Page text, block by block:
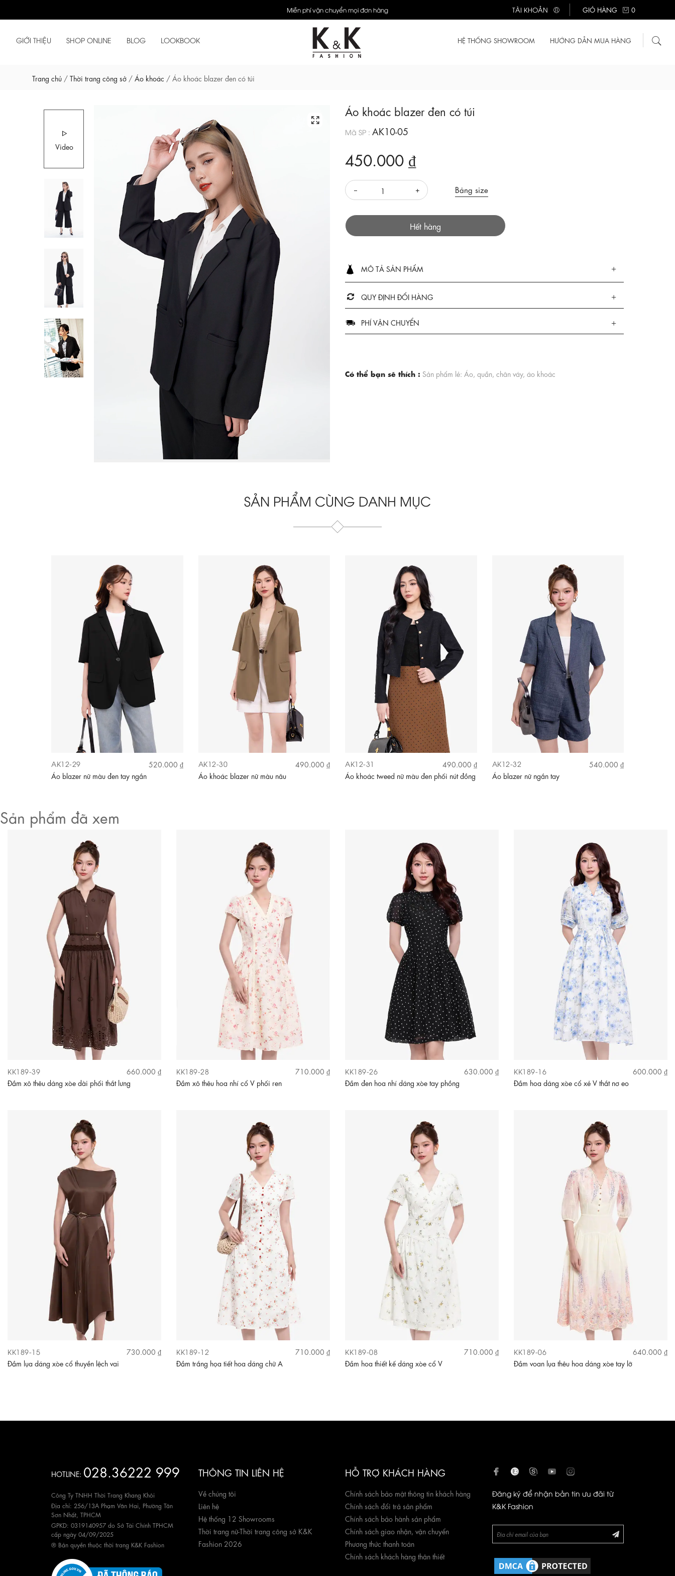
Miễn phí vận chuyển mọi đơn hàng TÀI KHOẢN GIỎ HÀNG 0
GIỚI THIỆU SHOP ONLINE BLOG LOOKBOOK HỆ THỐNG SHOWROOM HƯỚNG DẪN MUA HÀNG
Trang chủ / Thời trang công sở / Áo khoác / Áo khoác blazer đen có túi
Video
Áo khoác blazer đen có túi
Mã SP : AK10-05
450.000 ₫
Bảng size
Hết hàng
MÔ TẢ SẢN PHẨM
QUY ĐỊNH ĐỔI HÀNG
PHÍ VẬN CHUYỂN
Có thể bạn sẽ thích : Sản phẩm lẻ: Áo, quần, chân váy, áo khoác
SẢN PHẨM CÙNG DANH MỤC
AK12-29
520.000 ₫
Áo blazer nữ màu đen tay ngắn
AK12-30
490.000 ₫
Áo khoác blazer nữ màu nâu
AK12-31
490.000 ₫
Áo khoác tweed nữ màu đen phối nút đồng
AK12-32
540.000 ₫
Áo blazer nữ ngắn tay
Sản phẩm đã xem
KK189-39
660.000 ₫
Đầm xô thêu dáng xòe dài phối thắt lưng
KK189-28
710.000 ₫
Đầm xô thêu hoa nhí cổ V phối ren
KK189-26
630.000 ₫
Đầm đen hoa nhí dáng xòe tay phồng
KK189-16
600.000 ₫
Đầm hoa dáng xòe cổ xẻ V thắt nơ eo
KK189-15
730.000 ₫
Đầm lụa dáng xòe cổ thuyền lệch vai
KK189-12
710.000 ₫
Đầm trắng họa tiết hoa dáng chữ A
KK189-08
710.000 ₫
Đầm hoa thiết kế dáng xòe cổ V
KK189-06
640.000 ₫
Đầm voan lụa thêu hoa dáng xòe tay lỡ
HOTLINE: 028.36222 999
Công Ty TNHH Thời Trang Khang Khôi
Địa chỉ: 256/13A Phạm Văn Hai, Phường Tân
Sơn Nhất, TPHCM
GPKD: 0319140957 do Sở Tài Chính TPHCM
cấp ngày 04/09/2025
® Bản quyền thuộc thời trang K&K Fashion
THÔNG TIN LIÊN HỆ
Về chúng tôi
Liên hệ
Hệ thống 12 Showrooms
Thời trang nữ-Thời trang công sở K&K
Fashion 2026
HỖ TRỢ KHÁCH HÀNG
Chính sách bảo mật thông tin khách hàng
Chính sách đổi trả sản phẩm
Chính sách bảo hành sản phẩm
Chính sách giao nhận, vận chuyển
Phương thức thanh toán
Chính sách khách hàng thân thiết
Đăng ký để nhận bản tin ưu đãi từ
K&K Fashion